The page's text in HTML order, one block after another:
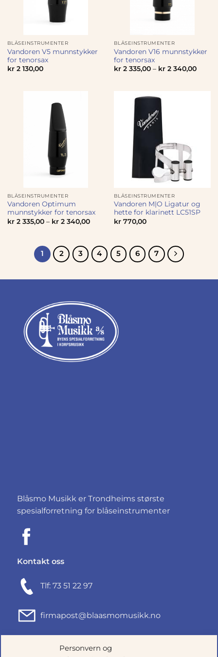
Personvern og
BLÅSEINSTRUMENTER
Vandoren V5 munnstykker
for tenorsax
kr2 130,00
BLÅSEINSTRUMENTER
Vandoren V16 munnstykker
for tenorsax
kr2 335,00– kr2 340,00
BLÅSEINSTRUMENTER
Vandoren Optimum
munnstykker for tenorsax
kr2 335,00– kr2 340,00
BLÅSEINSTRUMENTER
Vandoren M|O Ligatur og
hette for klarinett LC51SP
kr770,00
1 2 3 4 5 6 7
Blåsmo Musikk er Trondheims største
spesialforretning for blåseinstrumenter
Kontakt oss
Tlf: 73 51 22 97
firmapost@blaasmomusikk.no
Fjordgata 46, 7010 TRONDHEIM